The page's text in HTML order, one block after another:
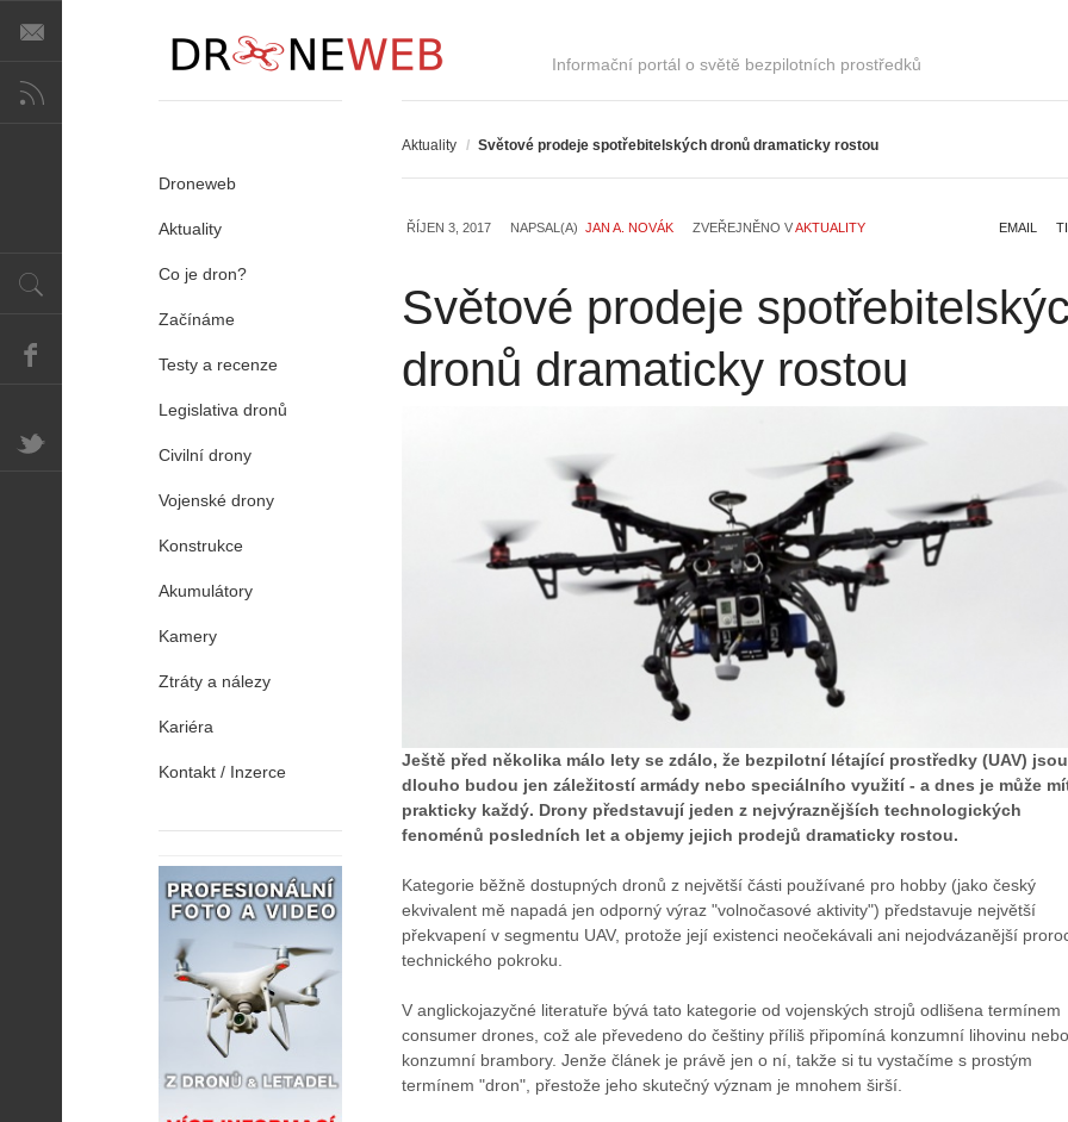
Informační portál o světě bezpilotních prostředků
Aktuality / Světové prodeje spotřebitelských dronů dramaticky rostou
ŘÍJEN 3, 2017 NAPSAL(A) JAN A. NOVÁK ZVEŘEJNĚNO VAKTUALITY EMAIL
Světové prodeje
dronů dramaticky rostou
Ještě před několika málo lety se zdálo, že bezpilotní létající prostředky (UAV)
dlouho budou jen záležitostí armády nebo speciálního využití - a dnes je může
prakticky každý. Drony představují jeden z nejvýraznějších technologických
fenoménů posledních let a objemy jejich prodejů dramaticky rostou.
Kategorie běžně dostupných dronů z největší části používané pro hobby (jako český
ekvivalent mě napadá jen odporný výraz "volnočasové aktivity") představuje největší
překvapení v segmentu UAV, protože její existenci neočekávali ani nejodvázanější
technického pokroku.
V anglickojazyčné literatuře bývá tato kategorie od vojenských strojů odlišena termínem
consumer drones, což ale převedeno do češtiny příliš připomíná konzumní lihovinu nebo
konzumní brambory. Jenže článek je právě jen o ní, takže si tu vystačíme s prostým
termínem "dron", přestože jeho skutečný význam je mnohem širší.
Droneweb
Aktuality
Co je dron?
Začínáme
Testy a recenze
Legislativa dronů
Civilní drony
Vojenské drony
Konstrukce
Akumulátory
Kamery
Ztráty a nálezy
Kariéra
Kontakt / Inzerce